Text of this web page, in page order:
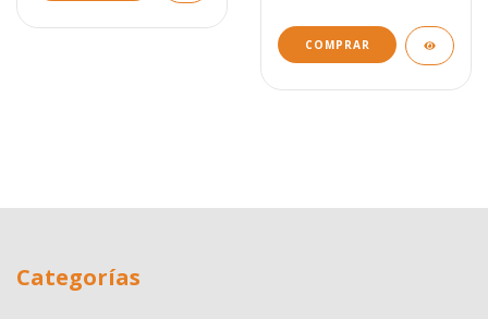
COMPRAR
Categorías